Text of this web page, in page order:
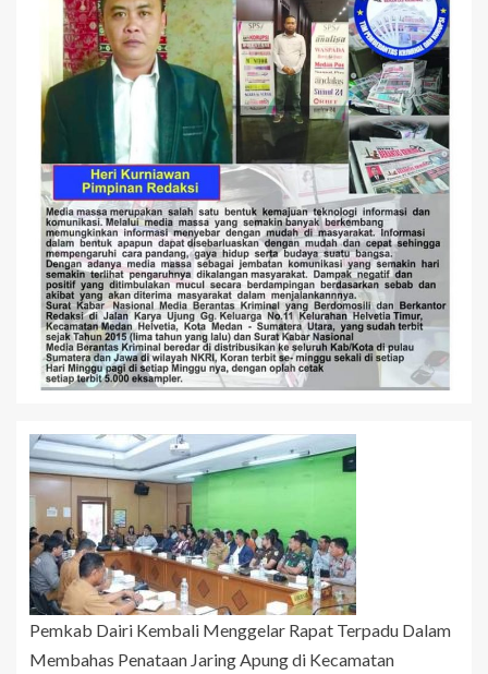
Pemkab Dairi Kembali Menggelar Rapat Terpadu Dalam
Membahas Penataan Jaring Apung di Kecamatan